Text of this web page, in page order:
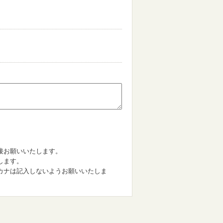
願いいたします。
す。
は記入しないようお願いいたしま